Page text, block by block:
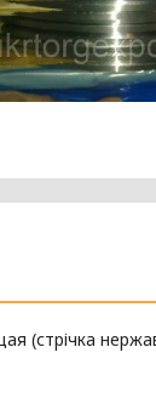
(стрічка